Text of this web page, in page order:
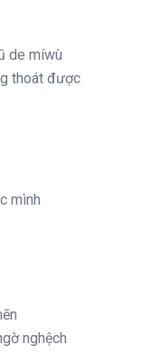
de míwù
thoát được
mình
nghệch